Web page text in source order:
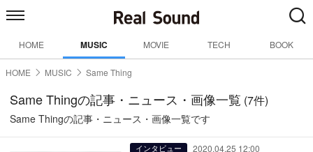
HOME MUSIC MOVIE TECH BOOK
HOME MUSIC Same Thing
Same Thingの記事・ニュース・画像一覧 (7件)
Same Thingの記事・ニュース・画像一覧です
インタビュー 2020.04.25 12:00